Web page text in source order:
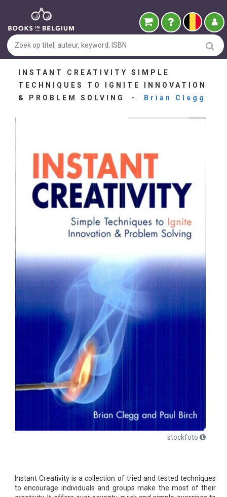
INSTANT CREATIVITY SIMPLE
TECHNIQUES TO IGNITE INNOVATION
& PROBLEM SOLVING -
Brian Clegg
stockfoto
Instant Creativity is a collection of tried and tested techniques
to encourage individuals and groups make the most of their